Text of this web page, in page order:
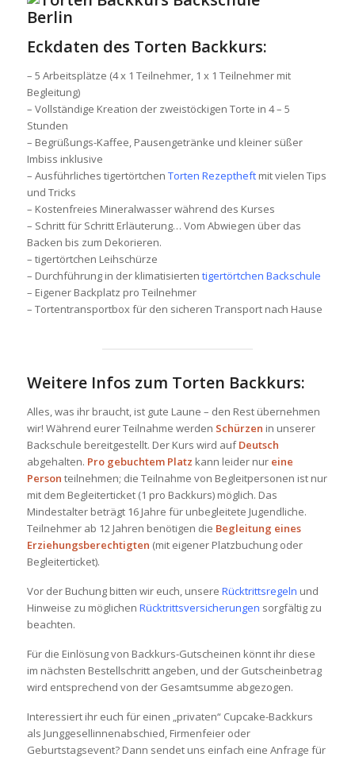
Eckdaten des Torten Backkurs:
– 5 Arbeitsplätze (4 x 1 Teilnehmer, 1 x 1 Teilnehmer mit
Begleitung)
– Vollständige Kreation der zweistöckigen Torte in 4 – 5
Stunden
– Begrüßungs-Kaffee, Pausengetränke und kleiner süßer
Imbiss inklusive
– Ausführliches tigertörtchen Torten Rezeptheftmit vielen Tips
und Tricks
– Kostenfreies Mineralwasser während des Kurses
– Schritt für Schritt Erläuterung… Vom Abwiegen über das
Backen bis zum Dekorieren.
– tigertörtchen Leihschürze
– Durchführung in der klimatisierten tigertörtchen Backschule
– Eigener Backplatz pro Teilnehmer
– Tortentransportbox für den sicheren Transport nach Hause
Weitere Infos zum Torten Backkurs:
Alles, was ihr braucht, ist gute Laune – den Rest übernehmen
wir! Während eurer Teilnahme werden Schürzen in unserer
Backschule bereitgestellt. Der Kurs wird aufDeutsch
abgehalten. Pro gebuchtem Platz kann leider nur eine
Person teilnehmen; die Teilnahme von Begleitpersonen ist nur
mit dem Begleiterticket (1 pro Backkurs) möglich. Das
Mindestalter beträgt 16 Jahre für unbegleitete Jugendliche.
Teilnehmer ab 12 Jahren benötigen die Begleitung eines
Erziehungsberechtigten (mit eigener Platzbuchung oder
Begleiterticket).
Vor der Buchung bitten wir euch, unsere Rücktrittsregeln und
Hinweise zu möglichen Rücktrittsversicherungen sorgfältig zu
beachten.
Für die Einlösung von Backkurs-Gutscheinen könnt ihr diese
im nächsten Bestellschritt angeben, und der Gutscheinbetrag
wird entsprechend von der Gesamtsumme abgezogen.
Interessiert ihr euch für einen „privaten“ Cupcake-Backkurs
als Junggesellinnenabschied, Firmenfeier oder
Geburtstagsevent? Dann sendet uns einfach eine Anfrage für